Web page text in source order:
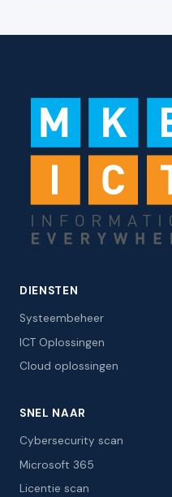
DIENSTEN
Systeembeheer
ICT Oplossingen
Cloud oplossingen
SNEL NAAR
Cybersecurity scan
Microsoft 365
Licentie scan